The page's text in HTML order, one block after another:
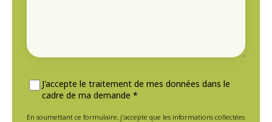
J'accepte le traitement de mes données dans le
cadre de ma demande *
En soumettant ce formulaire, j'accepte que les informations collectées